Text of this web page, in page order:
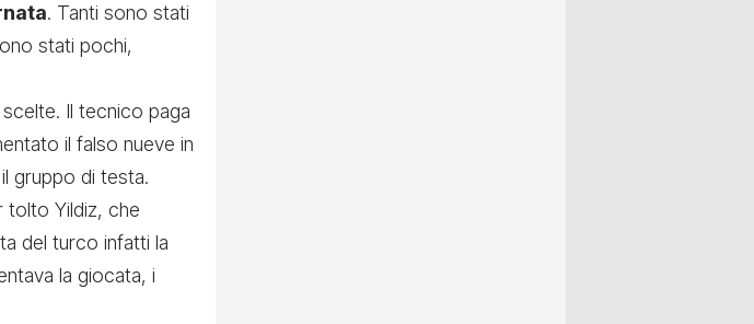
. Tanti sono stati
stati pochi,
Il tecnico paga
il falso nueve in
gruppo di testa.
tolto Yildiz, che
del turco infatti la
la giocata, i